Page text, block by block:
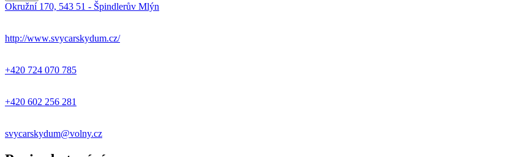
Okružní 170, 543 51 - Špindlerův Mlýn
http://www.svycarskydum.cz/
+420 724 070 785
+420 602 256 281
svycarskydum@volny.cz